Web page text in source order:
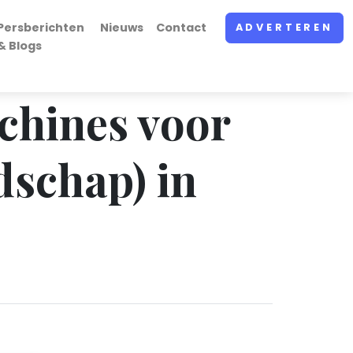
Blogs
Nieuws Contact ADVERTEREN
voor
in